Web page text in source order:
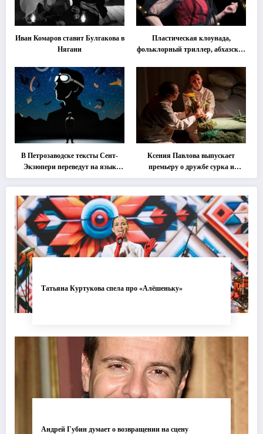
Иван Комаров ставит Булгакова в
Нягани
Пластическая клоунада,
фольклорный триллер, абхазская
втором этапе фестиваля
«Монокль»
В Петрозаводске тексты Сент-
Экзюпери переведут на язык
современной хореографии
Ксения Павлова выпускает
премьеру о дружбе сурка и
одуванчика
Татьяна Куртукова спела про «Алёшеньку»
Андрей Губин думает о возвращении на сцену